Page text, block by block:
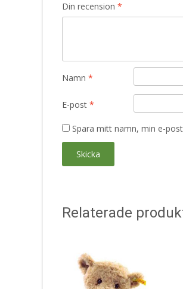
Din recension *
Namn *
E-post *
Spara mitt namn, min e-
Relaterade